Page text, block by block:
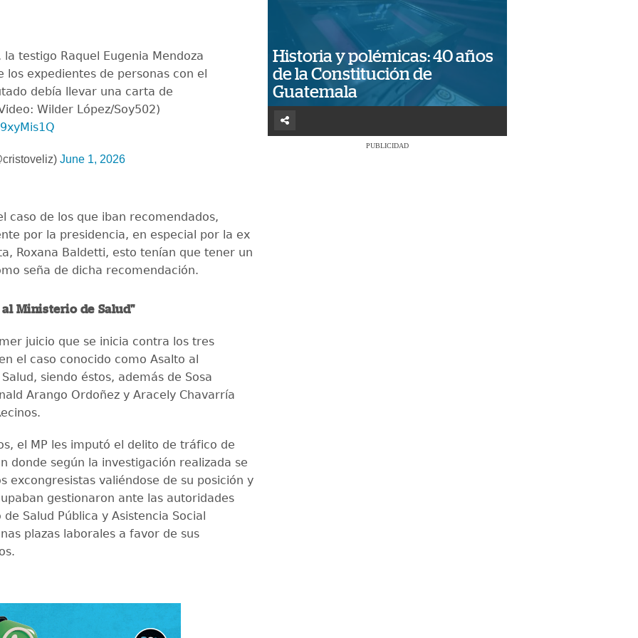
testigo Raquel Eugenia Mendoza
los expedientes de personas con el
debía llevar una carta de
Wilder López/Soy502)
June 1, 2026
caso de los que iban recomendados,
por la presidencia, en especial por la ex
Roxana Baldetti, esto tenían que tener un
seña de dicha recomendación.
al Ministerio de Salud"
juicio que se inicia contra los tres
el caso conocido como Asalto al
siendo éstos, además de Sosa
Arango Ordoñez y Aracely Chavarría
el MP les imputó el delito de tráfico de
donde según la investigación realizada se
excongresistas valiéndose de su posición y
gestionaron ante las autoridades
Salud Pública y Asistencia Social
plazas laborales a favor de sus
Historia y polémicas: 40 años
de la Constitución de
Guatemala
PUBLICIDAD